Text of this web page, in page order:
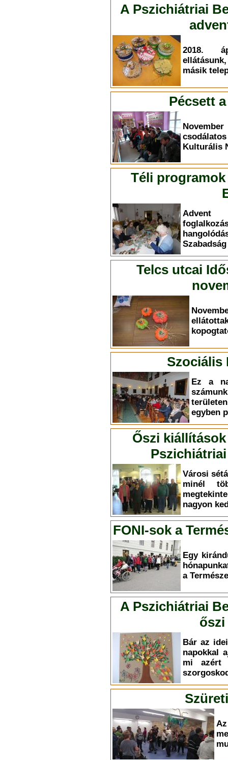
A Pszichiátriai
2018.
másik
Pécsett
Kulturális
Téli
Advent
Telcs utcai
Szociális
Ez a
egyben
Őszi
Városi
minél
nagyon
FONI-sok a
Egy
a
A Pszichiátriai
Bár az
napokkal
mi